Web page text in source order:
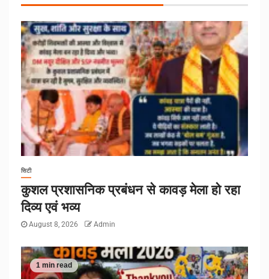
सिटी
कुशल प्रशासनिक प्रबंधन से कावड़ मेला हो रहा
दिव्य एवं भव्य
August 8, 2026 Admin
1 min read